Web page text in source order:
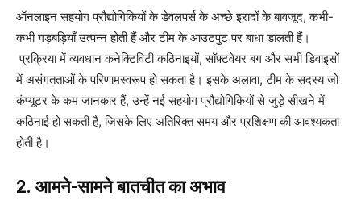
ऑनलाइन सहयोग प्रौद्योगिकियों के डेवलपर्स के अच्छे इरादों के बावजूद, कभी-
कभी गड़बड़ियाँ उत्पन्न होती हैं और टीम के आउटपुट पर बाधा डालती हैं।
प्रक्रिया में व्यवधान कनेक्टिविटी कठिनाइयों, सॉफ़्टवेयर बग और सभी डिवाइसों
में असंगतताओं के परिणामस्वरूप हो सकता है। इसके अलावा, टीम के सदस्य जो
कंप्यूटर के कम जानकार हैं, उन्हें नई सहयोग प्रौद्योगिकियों से जुड़े सीखने में
कठिनाई हो सकती है, जिसके लिए अतिरिक्त समय और प्रशिक्षण की आवश्यकता
होती है।
2. आमने-सामने बातचीत का अभाव